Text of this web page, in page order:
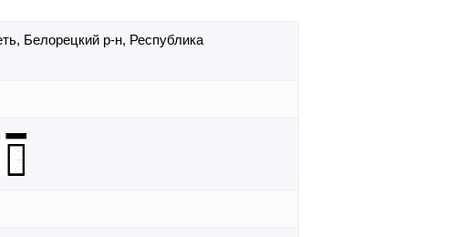
Белорецкий р-н, Республика